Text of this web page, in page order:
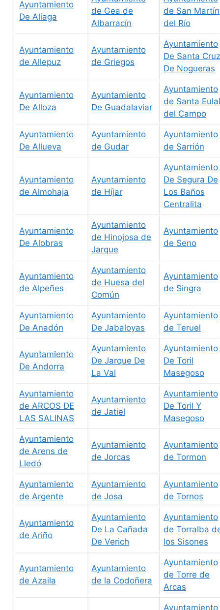
Ayuntamiento
De Aliaga
de Gea de
Albarracín
de San Martín
del Río
Ayuntamiento
de Allepuz
Ayuntamiento
de Griegos
Ayuntamiento
De Santa Cruz
De Nogueras
Ayuntamiento
De Alloza
Ayuntamiento
De Guadalaviar
Ayuntamiento
de Santa
del Campo
Ayuntamiento
De Allueva
Ayuntamiento
de Gudar
Ayuntamiento
de Sarrión
Ayuntamiento
de Almohaja
Ayuntamiento
de Híjar
Ayuntamiento
De Segura De
Los Baños
Centralita
Ayuntamiento
De Alobras
Ayuntamiento
de Hinojosa de
Jarque
Ayuntamiento
de Seno
Ayuntamiento
de Alpeñes
Ayuntamiento
de Huesa del
Común
Ayuntamiento
de Singra
Ayuntamiento
De Anadón
Ayuntamiento
De Jabaloyas
Ayuntamiento
de Teruel
Ayuntamiento
De Andorra
Ayuntamiento
De Jarque De
La Val
Ayuntamiento
De Toril
Masegoso
Ayuntamiento
de ARCOS DE
LAS SALINAS
Ayuntamiento
de Jatiel
Ayuntamiento
De Toril Y
Masegoso
Ayuntamiento
de Arens de
Lledó
Ayuntamiento
de Jorcas
Ayuntamiento
de Tormon
Ayuntamiento
de Argente
Ayuntamiento
de Josa
Ayuntamiento
de Tornos
Ayuntamiento
de Ariño
Ayuntamiento
De La Cañada
De Verich
Ayuntamiento
de Torralba
los Sisones
Ayuntamiento
de Azaila
Ayuntamiento
de la Codoñera
Ayuntamiento
de Torre de
Arcas
Ayuntamiento